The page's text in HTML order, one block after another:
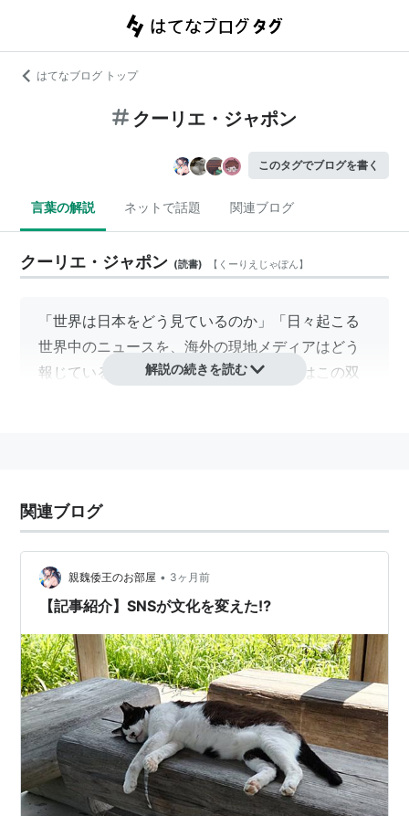
はてなブログ トップ
クーリエ・ジャポン
このタグでブログを書く
言葉の解説 ネットで話題 関連ブログ
クーリエ・ジャポン (読書) 【 くーりえじゃぽん】
「世界は日本をどう見ているのか」「日々起こる
世界中のニュースを、海外の現地メディアはどう
報じているのか」。クーリエ・ジャポンはこの双
回お届けします。
ワインから戦争までをカバーする「地球サイズの
ニュースマガジン」。
それが、クーリエ・ジャポンです。
http://moura.jp/scoop-e/courrier/consept.html
捕捉用キーワード
「クーリエジャポン」
解説の続きを読む
関連ブログ
親魏倭王のお部屋 • 3ヶ月前
【記事紹介】SNSが文化を変えた⁉